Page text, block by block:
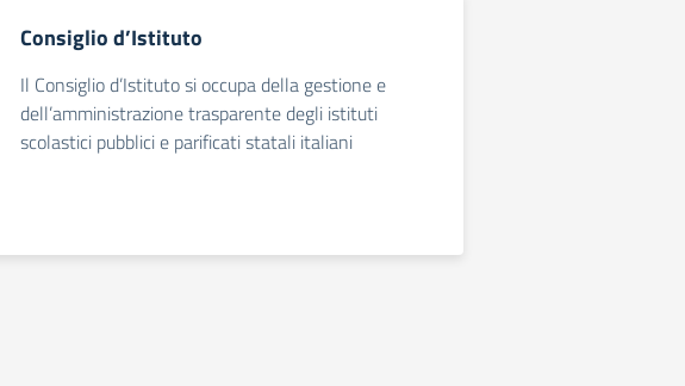
Consiglio d’Istituto
Il Consiglio d’Istituto si occupa della gestione e
dell’amministrazione trasparente degli istituti
scolastici pubblici e parificati statali italiani